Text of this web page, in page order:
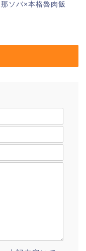
ソバ×本格魯肉飯
フィール